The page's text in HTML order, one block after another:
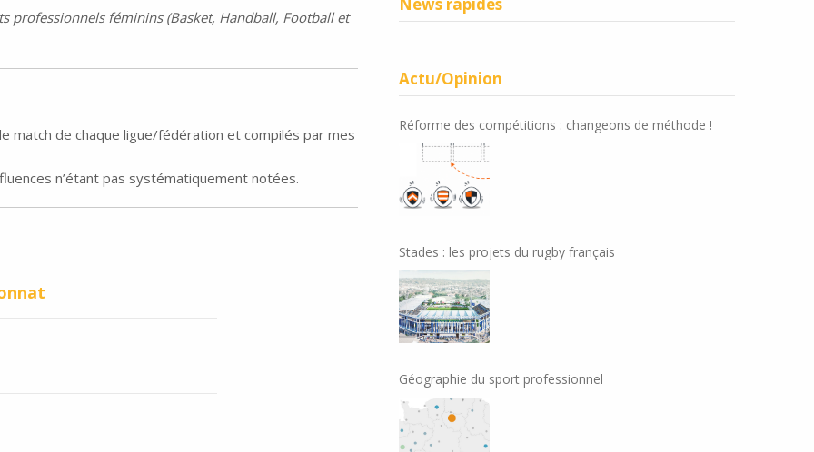
professionnels féminins (Basket, Handball, Football et
match de chaque ligue/fédération et compilés par mes
n’étant pas systématiquement notées.
Actu/Opinion
Réforme des compétitions : changeons de méthode !
Stades : les projets du rugby français
Géographie du sport professionnel